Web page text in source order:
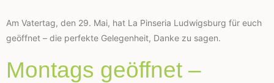
Am Vatertag, den 29. Mai, hat La Pinseria Ludwigsburg für euch
geöffnet – die perfekte Gelegenheit, Danke zu sagen.
Montags geöffnet –